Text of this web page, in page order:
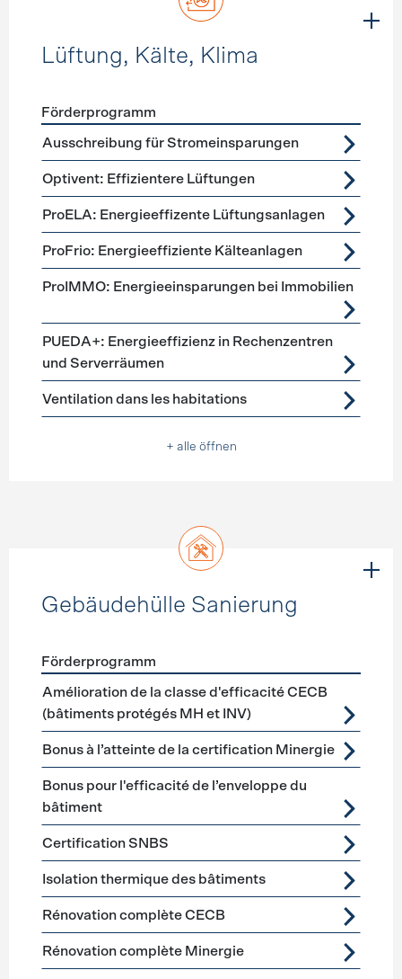
Lüftung, Kälte, Klima
Förderprogramme Lüftung, Kälte, Klima
Förderprogramm
Ausschreibung für Stromeinsparungen
Optivent: Effizientere Lüftungen
ProELA: Energieeffizente Lüftungsanlagen
ProFrio: Energieeffiziente Kälteanlagen
ProIMMO: Energieeinsparungen bei Immobilien
PUEDA+: Energieeffizienz in Rechenzentren
und Serverräumen
Ventilation dans les habitations
+ alle öffnen
Gebäudehülle Sanierung
Förderprogramme Gebäudehülle Sanierung
Förderprogramm
Amélioration de la classe d'efficacité CECB
(bâtiments protégés MH et INV)
Bonus à l’atteinte de la certification Minergie
Bonus pour l'efficacité de l’enveloppe du
bâtiment
Certification SNBS
Isolation thermique des bâtiments
Rénovation complète CECB
Rénovation complète Minergie